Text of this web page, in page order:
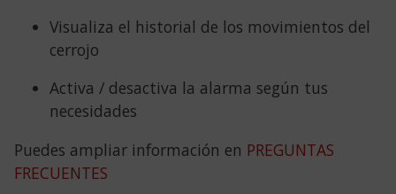
Visualiza el historial de los movimientos del
cerrojo
Activa / desactiva la alarma según tus
necesidades
Puedes ampliar información en PREGUNTAS
FRECUENTES